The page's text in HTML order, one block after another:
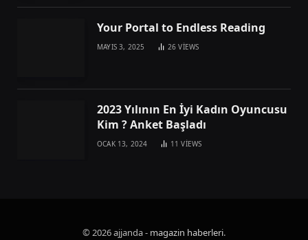
Your Portal to Endless Reading
MAYIS 3, 2025 26VIEWS
2023 Yılının En İyi Kadın Oyuncusu
Kim ? Anket Başladı
OCAK 13, 2024 11VIEWS
© 2026 ajjanda - magazin haberleri.